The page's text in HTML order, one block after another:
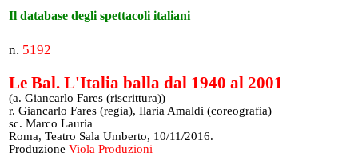
Il database degli spettacoli italiani
n. 5192
Le Bal. L'Italia balla dal 1940 al 2001
(a. Giancarlo Fares (riscrittura))
r. Giancarlo Fares (regia), Ilaria Amaldi (coreografia)
sc. Marco Lauria
Roma, Teatro Sala Umberto, 10/11/2016.
Produzione Viola Produzioni